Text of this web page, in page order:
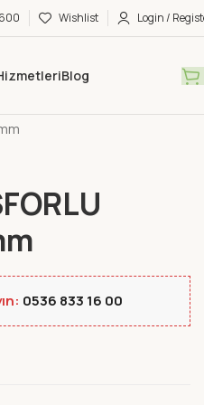
Wishlist Login /
Blog
0536 833 16 00